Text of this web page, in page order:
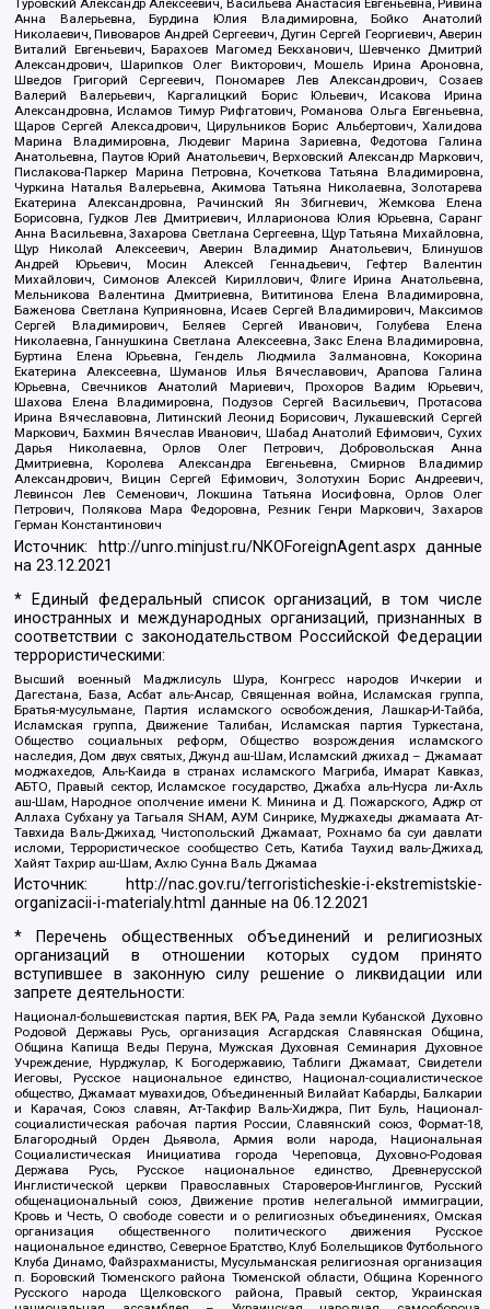
Туровский Александр Алексеевич, Васильева Анастасия Евгеньевна, Ривина
Анна Валерьевна, Бурдина Юлия Владимировна, Бойко Анатолий
Николаевич, Пивоваров Андрей Сергеевич, Дугин Сергей Георгиевич, Аверин
Виталий Евгеньевич, Барахоев Магомед Бекханович, Шевченко Дмитрий
Александрович, Шарипков Олег Викторович, Мошель Ирина Ароновна,
Шведов Григорий Сергеевич, Пономарев Лев Александрович, Созаев
Валерий Валерьевич, Каргалицкий Борис Юльевич, Исакова Ирина
Александровна, Исламов Тимур Рифгатович, Романова Ольга Евгеньевна,
Щаров Сергей Алексадрович, Цирульников Борис Альбертович, Халидова
Марина Владимировна, Людевиг Марина Зариевна, Федотова Галина
Анатольевна, Паутов Юрий Анатольевич, Верховский Александр Маркович,
Пислакова-Паркер Марина Петровна, Кочеткова Татьяна Владимировна,
Чуркина Наталья Валерьевна, Акимова Татьяна Николаевна, Золотарева
Екатерина Александровна, Рачинский Ян Збигневич, Жемкова Елена
Борисовна, Гудков Лев Дмитриевич, Илларионова Юлия Юрьевна, Саранг
Анна Васильевна, Захарова Светлана Сергеевна, Щур Татьяна Михайловна,
Щур Николай Алексеевич, Аверин Владимир Анатольевич, Блинушов
Андрей Юрьевич, Мосин Алексей Геннадьевич, Гефтер Валентин
Михайлович, Симонов Алексей Кириллович, Флиге Ирина Анатольевна,
Мельникова Валентина Дмитриевна, Вититинова Елена Владимировна,
Баженова Светлана Куприяновна, Исаев Сергей Владимирович, Максимов
Сергей Владимирович, Беляев Сергей Иванович, Голубева Елена
Николаевна, Ганнушкина Светлана Алексеевна, Закс Елена Владимировна,
Буртина Елена Юрьевна, Гендель Людмила Залмановна, Кокорина
Екатерина Алексеевна, Шуманов Илья Вячеславович, Арапова Галина
Юрьевна, Свечников Анатолий Мариевич, Прохоров Вадим Юрьевич,
Шахова Елена Владимировна, Подузов Сергей Васильевич, Протасова
Ирина Вячеславовна, Литинский Леонид Борисович, Лукашевский Сергей
Маркович, Бахмин Вячеслав Иванович, Шабад Анатолий Ефимович, Сухих
Дарья Николаевна, Орлов Олег Петрович, Добровольская Анна
Дмитриевна, Королева Александра Евгеньевна, Смирнов Владимир
Александрович, Вицин Сергей Ефимович, Золотухин Борис Андреевич,
Левинсон Лев Семенович, Локшина Татьяна Иосифовна, Орлов Олег
Петрович, Полякова Мара Федоровна, Резник Генри Маркович, Захаров
Герман Константинович
Источник: http://unro.minjust.ru/NKOForeignAgent.aspxданные
на23.12.2021
* Единый федеральный список организаций, в том числе
иностранных и международных организаций, признанных в
соответствии с законодательством Российской Федерации
террористическими:
Высший военный Маджлисуль Шура, Конгресс народов Ичкерии и
Дагестана, База, Асбат аль-Ансар, Священная война, Исламская группа,
Братья-мусульмане, Партия исламского освобождения, Лашкар-И-Тайба,
Исламская группа, Движение Талибан, Исламская партия Туркестана,
Общество социальных реформ, Общество возрождения исламского
наследия, Дом двух святых, Джунд аш-Шам, Исламский джихад – Джамаат
моджахедов, Аль-Каида в странах исламского Магриба, Имарат Кавказ,
АБТО, Правый сектор, Исламское государство, Джабха аль-Нусра ли-Ахль
аш-Шам, Народное ополчение имени К. Минина и Д. Пожарского, Аджр от
Аллаха Субхану уа Тагьаля SHAM, АУМ Синрике, Муджахеды джамаата Ат-
Тавхида Валь-Джихад, Чистопольский Джамаат, Рохнамо ба суи давлати
исломи, Террористическое сообщество Сеть, Катиба Таухид валь-Джихад,
Хайят Тахрир аш-Шам, Ахлю Сунна Валь Джамаа
Источник:
http://nac.gov.ru/terroristicheskie-i-ekstremistskie-
organizacii-i-materialy.html данные на06.12.2021
* Перечень общественных объединений и религиозных
организаций в отношении которых судом принято
вступившее в законную силу решение о ликвидации или
запрете деятельности:
Национал-большевистская партия, ВЕК РА, Рада земли Кубанской Духовно
Родовой Державы Русь, организация Асгардская Славянская Община,
Община Капища Веды Перуна, Мужская Духовная Семинария Духовное
Учреждение, Нурджулар, К Богодержавию, Таблиги Джамаат, Свидетели
Иеговы, Русское национальное единство, Национал-социалистическое
общество, Джамаат мувахидов, Объединенный Вилайат Кабарды, Балкарии
и Карачая, Союз славян, Ат-Такфир Валь-Хиджра, Пит Буль, Национал-
социалистическая рабочая партия России, Славянский союз, Формат-18,
Благородный Орден Дьявола, Армия воли народа, Национальная
Социалистическая Инициатива города Череповца, Духовно-Родовая
Держава Русь, Русское национальное единство, Древнерусской
Инглистической церкви Православных Староверов-Инглингов, Русский
общенациональный союз, Движение против нелегальной иммиграции,
Кровь и Честь, О свободе совести и о религиозных объединениях, Омская
организация общественного политического движения Русское
национальное единство, Северное Братство, Клуб Болельщиков Футбольного
Клуба Динамо, Файзрахманисты, Мусульманская религиозная организация
п. Боровский Тюменского района Тюменской области, Община Коренного
Русского народа Щелковского района, Правый сектор, Украинская